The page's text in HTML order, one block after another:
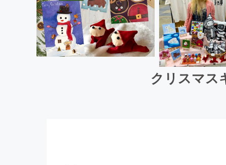
クリスマス